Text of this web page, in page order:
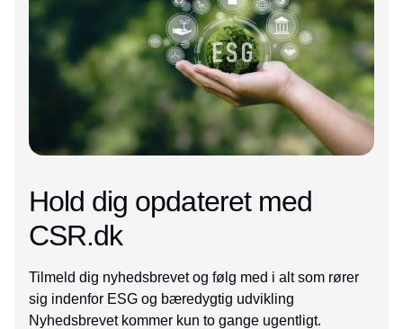
Hold dig opdateret med
CSR.dk
Tilmeld dig nyhedsbrevet og følg med i alt som rører
sig indenfor ESG og bæredygtig udvikling
Nyhedsbrevet kommer kun to gange ugentligt.